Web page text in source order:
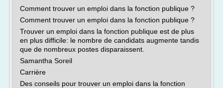
Comment trouver un emploi dans la fonction publique ?
Comment trouver un emploi dans la fonction publique ?
Trouver un emploi dans la fonction publique est de plus
en plus difficile: le nombre de candidats augmente tandis
que de nombreux postes disparaissent.
Samantha Soreil
Carrière
Des conseils pour trouver un emploi dans la fonction